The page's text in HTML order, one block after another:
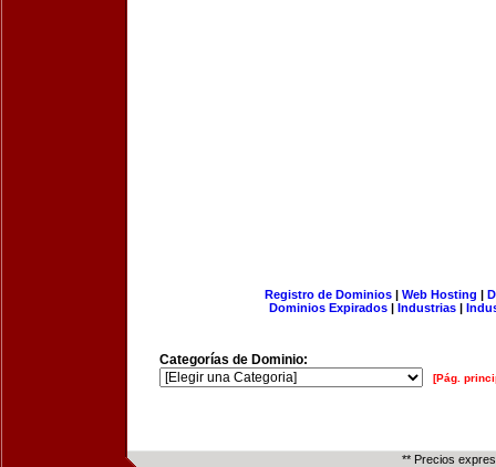
Registro de Dominios| Web Hosting |
Dominios Expirados | Industrias |
Categorías de Dominio:
[Pág.
** Precios